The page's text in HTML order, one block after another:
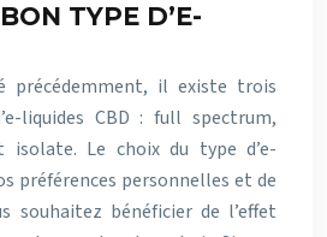
TYPE D’E-
précédemment, il existe trois
liquides CBD : full spectrum,
isolate. Le choix du type d’e-
préférences personnelles et de
souhaitez bénéficier de l’effet